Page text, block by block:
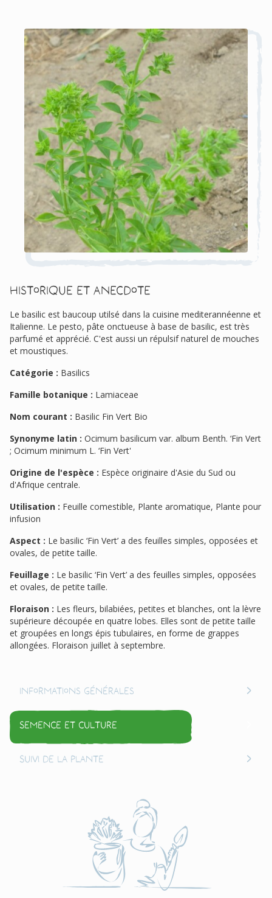
Historique et anecdote
Le basilic est baucoup utilsé dans la cuisine mediterannéenne et
Italienne. Le pesto, pâte onctueuse à base de basilic, est très
parfumé et apprécié. C'est aussi un répulsif naturel de mouches
et moustiques.
Catégorie : Basilics
Famille botanique : Lamiaceae
Nom courant : Basilic Fin Vert Bio
Synonyme latin : Ocimum basilicum var. album Benth. ‘Fin Vert
; Ocimum minimum L. ‘Fin Vert'
Origine de l'espèce : Espèce originaire d'Asie du Sud ou
d'Afrique centrale.
Utilisation : Feuille comestible, Plante aromatique, Plante pour
infusion
Aspect : Le basilic ‘Fin Vert’ a des feuilles simples, opposées et
ovales, de petite taille.
Feuillage : Le basilic ‘Fin Vert’ a des feuilles simples, opposées
et ovales, de petite taille.
Floraison : Les fleurs, bilabiées, petites et blanches, ont la lèvre
supérieure découpée en quatre lobes. Elles sont de petite taille
et groupées en longs épis tubulaires, en forme de grappes
allongées. Floraison juillet à septembre.
Informations générales
Semence et culture
Suivi de la plante